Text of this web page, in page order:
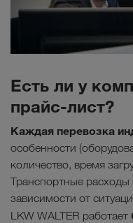
Есть ли у
прайс-лист?
Каждая перевозка
особенности
количество, время
Транспортные расходы
зависимости от
LKW WALTER работает